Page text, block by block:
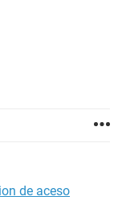
de aceso